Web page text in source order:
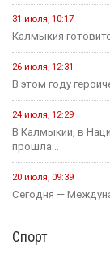
31 июля, 10:17
Калмыкия
26 июля, 12:31
В этом году
24 июля, 12:29
В Калмыкии, в
прошла...
20 июля, 09:39
Сегодня —
Спорт